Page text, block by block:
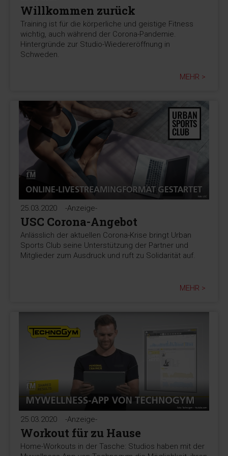
Willkommen zurück
Training ist für die körperliche und geistige Fitness
wichtig, auch während der Corona-Pandemie.
Hintergründe zur Studio-Wiedereröffnung in
Schweden.
MEHR >
25.03.2020 -Anzeige-
USC Corona-Angebot
Anlässlich der aktuellen Corona-Krise bringt Urban
Sports Club seine Unterstützung der Partner und
Mitglieder zum Ausdruck und ruft zu Solidarität auf.
MEHR >
25.03.2020 -Anzeige-
Workout für zu Hause
Home-Workouts in der Tasche: Studios haben mit der